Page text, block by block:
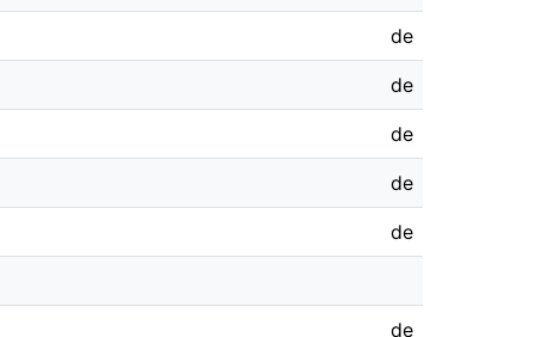
de
de
de
de
de
de